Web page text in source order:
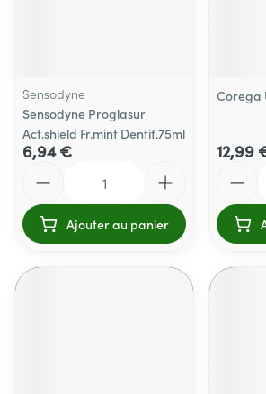
Sensodyne
Sensodyne Proglasur
Act.shield Fr.mint Dentif.75ml
6,94 €
Ajouter au panier
Corega
12,99